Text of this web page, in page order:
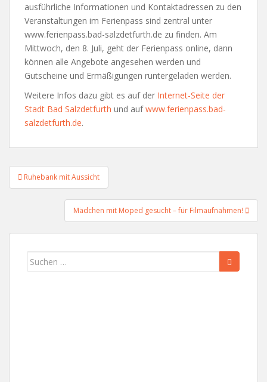
ausführliche Informationen und Kontaktadressen zu den
Veranstaltungen im Ferienpass sind zentral unter
www.ferienpass.bad-salzdetfurth.de zu finden. Am
Mittwoch, den 8. Juli, geht der Ferienpass online, dann
können alle Angebote angesehen werden und
Gutscheine und Ermäßigungen runtergeladen werden.
Weitere Infos dazu gibt es auf der Internet-Seite der
Stadt Bad Salzdetfurth und aufwww.ferienpass.bad-
salzdetfurth.de.
Beitragsnavigation
Ruhebank mit Aussicht
Mädchen mit Moped gesucht – für Filmaufnahmen!
Suchen